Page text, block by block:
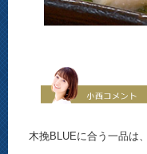
木挽BLUEに合う一品は、